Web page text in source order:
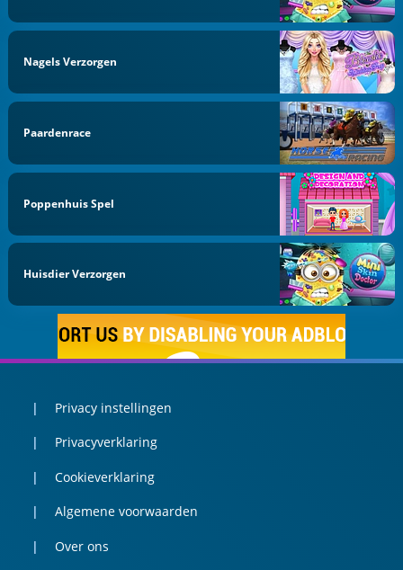
Nagels Verzorgen
Paardenrace
Poppenhuis Spel
Huisdier Verzorgen
Privacy instellingen
Privacyverklaring
Cookieverklaring
Algemene voorwaarden
Over ons